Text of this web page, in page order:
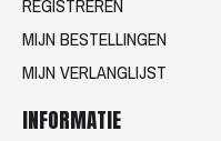
REGISTREREN
MIJN BESTELLINGEN
MIJN VERLANGLIJST
INFORMATIE